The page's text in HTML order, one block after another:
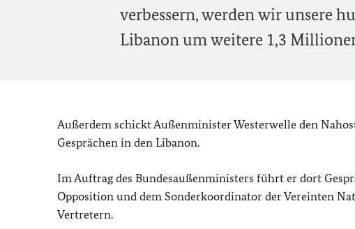
verbessern, werden wir unsere
Libanon um weitere 1,3
Außerdem schickt Außenminister Westerwelle den
Gesprächen in den Libanon.
Im Auftrag des Bundesaußenministers führt er dort
Opposition und dem Sonderkoordinator der Vereinten
Vertretern.